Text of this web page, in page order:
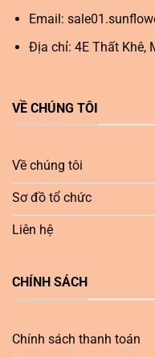
Email:
Địa chỉ: 4E Thất Khê,
VỀ CHÚNG TÔI
Về chúng tôi
Sơ đồ tổ chức
Liên hệ
CHÍNH SÁCH
Chính sách thanh toán